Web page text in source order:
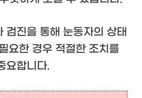
검진을 통해 눈동자의 상태
요한 경우 적절한 조치를
요합니다.